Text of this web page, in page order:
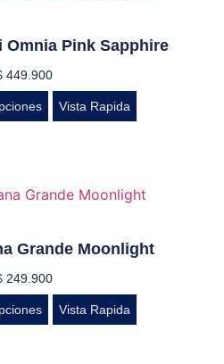
Omnia Pink Sapphire
449.900
Vista Rapida
Grande Moonlight
249.900
Vista Rapida